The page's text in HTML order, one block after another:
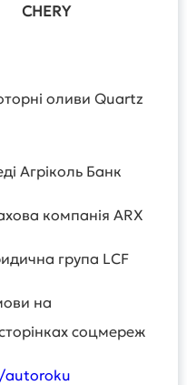
CHERY
оливи Quartz
Агріколь Банк
компанія ARX
група LCF
на
соцмереж
autoroku